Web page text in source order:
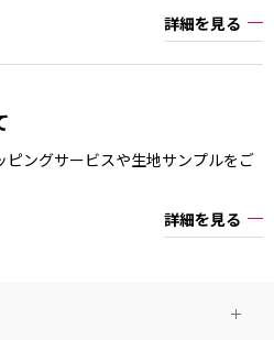
詳細を見る
ングサービスや生地サンプルをご
詳細を見る